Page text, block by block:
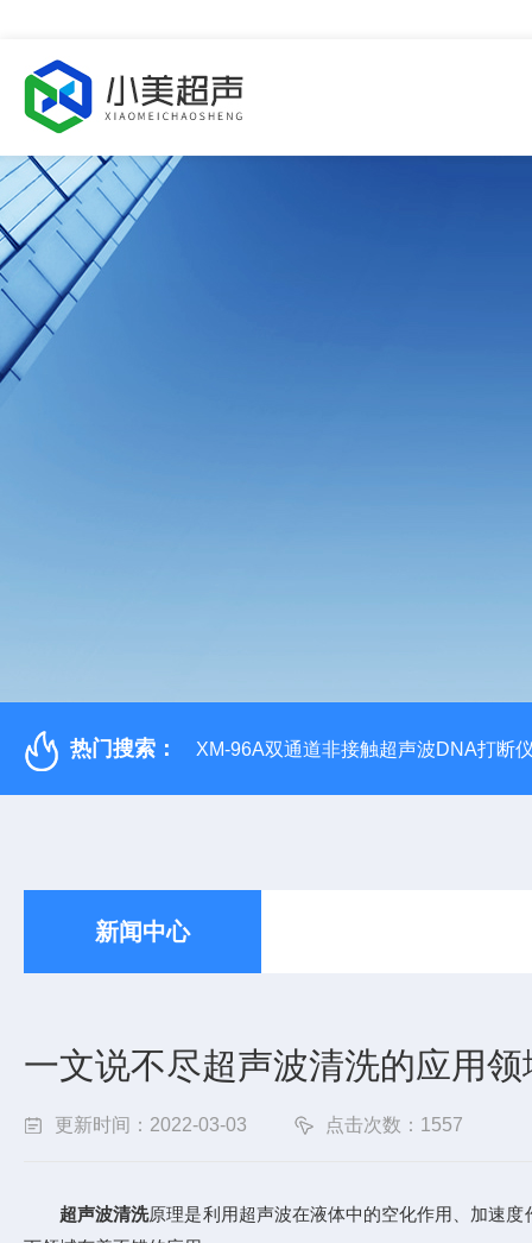
热门搜索： XM-96A双通道非接触超声波DNA打断
新闻中心
一文说不尽超声波清洗的应用领
更新时间：2022-03-03 点击次数：1557
超声波清洗原理是利用超声波在液体中的空化作用、加速